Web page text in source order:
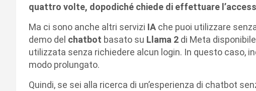
quattro volte, dopodiché chiede di effettuare
Ma ci sono anche altri servizi IA che puoi utilizzare
demo del chatbot basato su Llama 2 di Meta
utilizzata senza richiedere alcun login. In questo caso,
modo prolungato.
Quindi, se sei alla ricerca di un’esperienza di chatbot